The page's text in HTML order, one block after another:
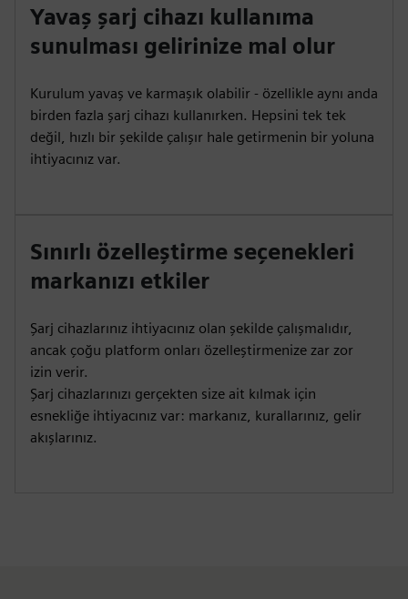
Yavaş şarj cihazı kullanıma
sunulması gelirinize mal olur
Kurulum yavaş ve karmaşık olabilir - özellikle aynı anda
birden fazla şarj cihazı kullanırken. Hepsini tek tek
değil, hızlı bir şekilde çalışır hale getirmenin bir yoluna
ihtiyacınız var.
Sınırlı özelleştirme seçenekleri
markanızı etkiler
Şarj cihazlarınız ihtiyacınız olan şekilde çalışmalıdır,
ancak çoğu platform onları özelleştirmenize zar zor
izin verir.
Şarj cihazlarınızı gerçekten size ait kılmak için
esnekliğe ihtiyacınız var: markanız, kurallarınız, gelir
akışlarınız.